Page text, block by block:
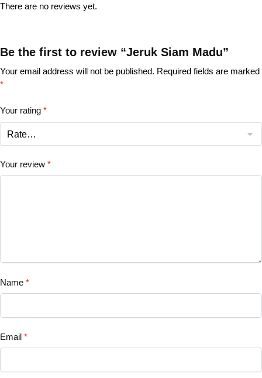
There are no reviews yet.
Be the first to review “Jeruk Siam Madu”
Your email address will not be published. Required fields are marked
*
Your rating *
Your review *
Name *
Email *